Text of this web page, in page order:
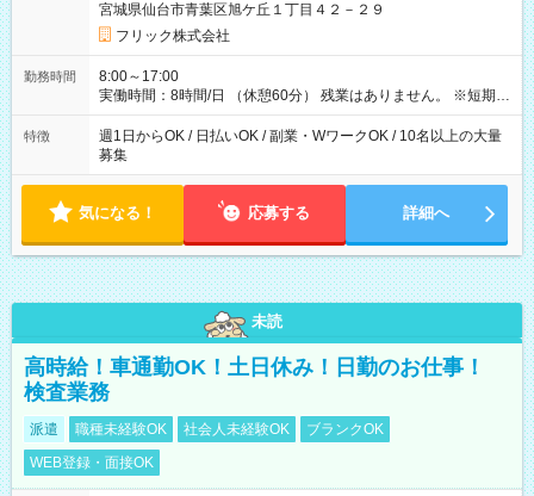
宮城県仙台市青葉区旭ケ丘１丁目４２－２９
フリック株式会社
勤務時間
8:00～17:00
実働時間：8時間/日 （休憩60分） 残業はありません。 ※短期の
募集は行っておりません。予めご了承くださいませ。
特徴
週1日からOK / 日払いOK / 副業・WワークOK / 10名以上の大量
募集
気になる！ 応募する 詳細へ
未読
高時給！車通勤OK！土日休み！日勤のお仕事！
検査業務
派遣 職種未経験OK 社会人未経験OK
ブランクOK
WEB登録・面接OK